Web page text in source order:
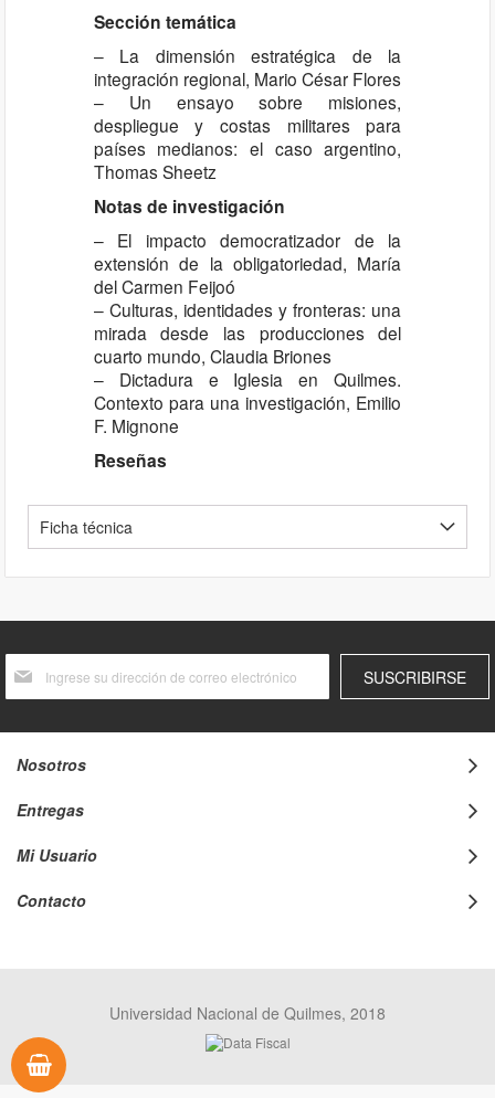
Sección temática
– La dimensión estratégica de la
integración regional, Mario César Flores
– Un ensayo sobre misiones,
despliegue y costas militares para
países medianos: el caso argentino,
Thomas Sheetz
Notas de investigación
– El impacto democratizador de la
extensión de la obligatoriedad, María
del Carmen Feijoó
– Culturas, identidades y fronteras: una
mirada desde las producciones del
cuarto mundo, Claudia Briones
– Dictadura e Iglesia en Quilmes.
Contexto para una investigación, Emilio
F. Mignone
Reseñas
Ficha técnica
Suscríbase
al
boletín
SUSCRIBIRSE
Nosotros
Entregas
Mi Usuario
Contacto
Universidad Nacional de Quilmes, 2018